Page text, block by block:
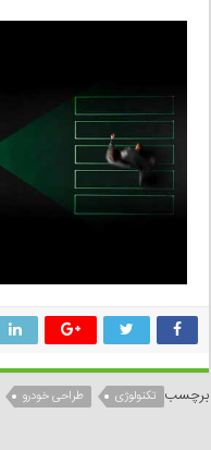
برچسب تکنولوژی طراحی خودرو